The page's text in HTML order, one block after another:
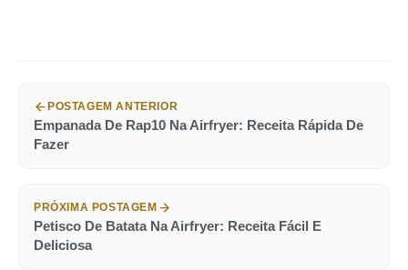
POSTAGEM ANTERIOR
Empanada De Rap10 Na Airfryer: Receita Rápida De
Fazer
PRÓXIMA POSTAGEM
Petisco De Batata Na Airfryer: Receita Fácil E
Deliciosa